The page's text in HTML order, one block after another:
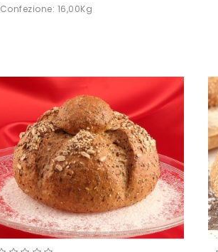
Confezione: 16,00Kg